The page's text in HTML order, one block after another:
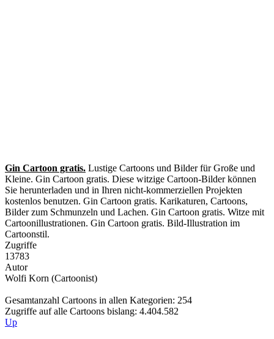
Gin Cartoon gratis. Lustige Cartoons und Bilder für Große und
Kleine. Gin Cartoon gratis. Diese witzige Cartoon-Bilder können
Sie herunterladen und in Ihren nicht-kommerziellen Projekten
kostenlos benutzen. Gin Cartoon gratis. Karikaturen, Cartoons,
Bilder zum Schmunzeln und Lachen. Gin Cartoon gratis. Witze mit
Cartoonillustrationen. Gin Cartoon gratis. Bild-Illustration im
Cartoonstil.
Zugriffe
13783
Autor
Wolfi Korn (Cartoonist)
Gesamtanzahl Cartoons in allen Kategorien: 254
Zugriffe auf alle Cartoons bislang: 4.404.582
Up